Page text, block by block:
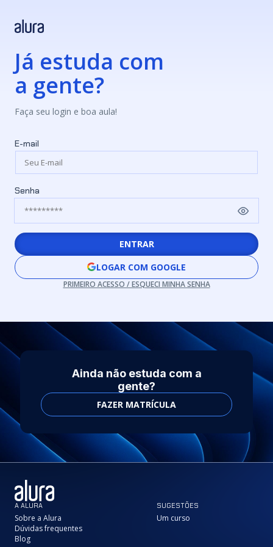
Já estuda com
a gente?
Faça seu login e boa aula!
E-mail
Senha
ENTRAR
LOGAR COM GOOGLE
PRIMEIRO ACESSO / ESQUECI MINHA SENHA
Ainda não estuda com a
gente?
FAZER MATRÍCULA
A ALURA
Sobre a Alura
Dúvidas frequentes
Blog
SUGESTÕES
Um curso